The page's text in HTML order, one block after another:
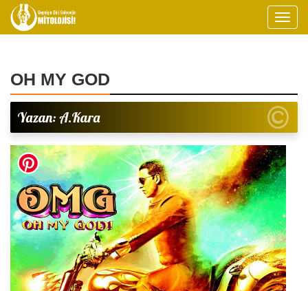
OH MY GOD
Yazan: A.Kara